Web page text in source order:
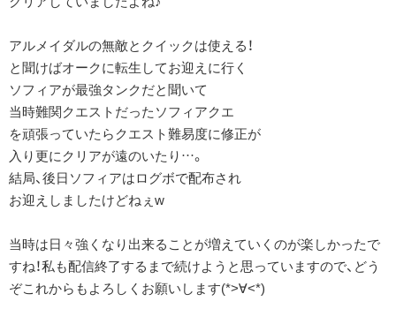
アルメイダルの無敵とクイックは使える！
と聞けばオークに転生してお迎えに行く
ソフィアが最強タンクだと聞いて
当時難関クエストだったソフィアクエ
を頑張っていたらクエスト難易度に修正が
入り更にクリアが遠のいたり…。
結局、後日ソフィアはログボで配布され
お迎えしましたけどねぇw
当時は日々強くなり出来ることが増えていくのが楽しかったで
すね！私も配信終了するまで続けようと思っていますので、どう
ぞこれからもよろしくお願いします(*>∀︎<*)ゞ